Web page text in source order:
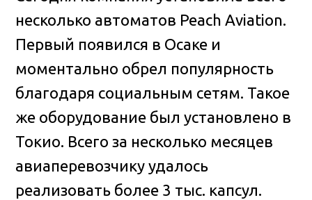
несколько автоматов Peach Aviation.
Первый появился в Осаке и
моментально обрел популярность
благодаря социальным сетям. Такое
же оборудование был установлено в
Токио. Всего за несколько месяцев
авиаперевозчику удалось
реализовать более 3 тыс. капсул.